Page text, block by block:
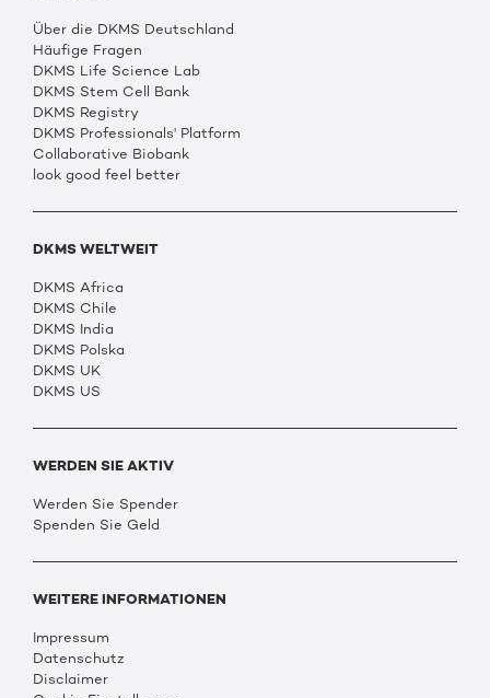
Über die DKMS Deutschland
Häufige Fragen
DKMS Life Science Lab
DKMS Stem Cell Bank
DKMS Registry
DKMS Professionals' Platform
Collaborative Biobank
look good feel better
DKMS WELTWEIT
DKMS Africa
DKMS Chile
DKMS India
DKMS Polska
DKMS UK
DKMS US
WERDEN SIE AKTIV
Werden Sie Spender
Spenden Sie Geld
WEITERE INFORMATIONEN
Impressum
Datenschutz
Disclaimer